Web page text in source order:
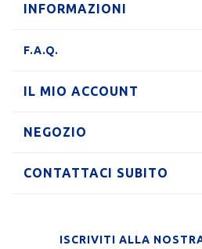
INFORMAZIONI
F.A.Q.
IL MIO ACCOUNT
NEGOZIO
CONTATTACI SUBITO
ISCRIVITI ALLA